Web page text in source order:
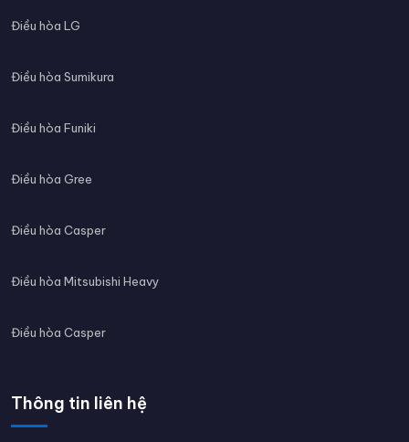
Điều hòa LG
Điều hòa Sumikura
Điều hòa Funiki
Điều hòa Gree
Điều hòa Casper
Điều hòa Mitsubishi Heavy
Điều hòa Casper
Thông tin liên hệ